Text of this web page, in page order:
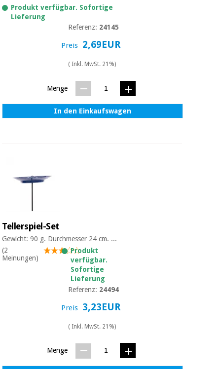
Produkt verfügbar. Sofortige
Lieferung
Referenz: 24145
Preis 2,69EUR
( Inkl. MwSt. 21%)
Menge
In den Einkaufswagen
Tellerspiel-Set
Gewicht: 90 g. Durchmesser 24 cm. ...
(2
Meinungen)
Produkt
verfügbar.
Sofortige
Lieferung
Referenz: 24494
Preis 3,23EUR
( Inkl. MwSt. 21%)
Menge